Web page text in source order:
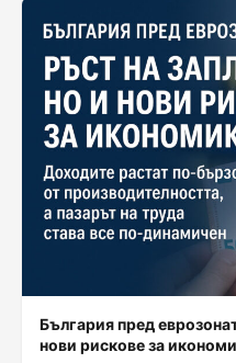
България пред
нови рискове за